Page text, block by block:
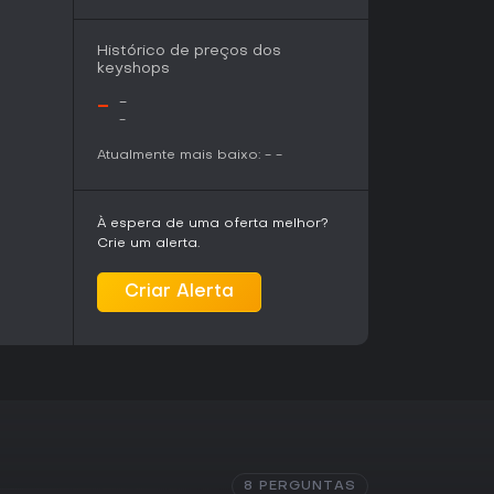
ambientes urbanos e regiões mais
da tensão na investigação.
dos mesmos eventos, sem alterar a
quem gosta de shooters
de agendas secretas adiciona uma camada
o de campanhas cooperativas
Histórico de preços dos
keyshops
- -
-
Atualmente mais baixo: - -
À espera de uma oferta melhor?
Crie um alerta.
Criar Alerta
8 PERGUNTAS